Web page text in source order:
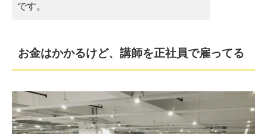
です。
お金はかかるけど、講師を正社員で雇ってる